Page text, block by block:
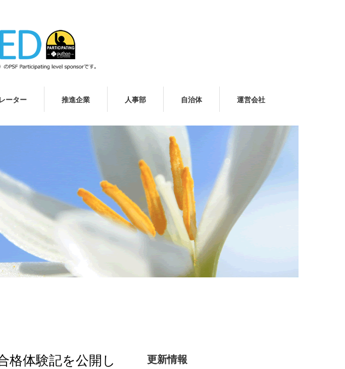
ーター 推進企業 人事部 自治体 運営会社
格体験記を公開し
更新情報